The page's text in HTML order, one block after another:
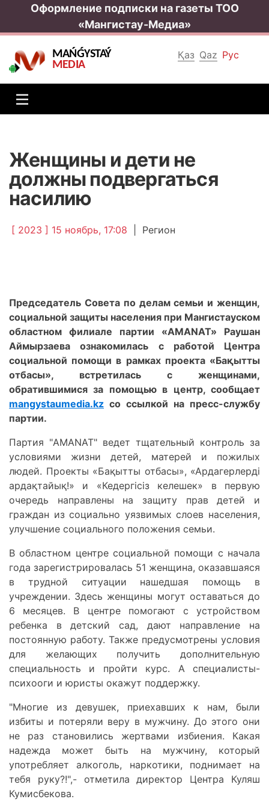
Оформление подписки на газеты ТОО
«Мангистау-Медиа»
Қаз Qaz Рус
MAŃǴYSTAÝ
MEDIA
Женщины и дети не
должны подвергаться
насилию
[ 2023 ] 15 ноябрь, 17:08 Регион
Председатель Совета по делам семьи и женщин,
социальной защиты населения при Мангистауском
областном филиале партии «AMANAT» Раушан
Аймырзаева ознакомилась с работой Центра
социальной помощи в рамках проекта «Бақытты
отбасы», встретилась с женщинами,
обратившимися за помощью в центр, сообщает
mangystaumedia.kz со ссылкой на пресс-службу
партии.
Партия "AMANAT" ведет тщательный контроль за
условиями жизни детей, матерей и пожилых
людей. Проекты «Бақытты отбасы», «Ардагерлерді
ардақтайық!» и «Кедергісіз келешек» в первую
очередь направлены на защиту прав детей и
граждан из социально уязвимых слоев населения,
улучшение социального положения семьи.
В областном центре социальной помощи с начала
года зарегистрировалась 51 женщина, оказавшаяся
в трудной ситуации нашедшая помощь в
учреждении. Здесь женщины могут оставаться до
6 месяцев. В центре помогают с устройством
ребенка в детский сад, дают направление на
постоянную работу. Также предусмотрены условия
для желающих получить дополнительную
специальность и пройти курс. А специалисты-
психооги и юристы окажут поддержку.
"Многие из девушек, приехавших к нам, были
избиты и потеряли веру в мужчину. До этого они
не раз становились жертвами избиения. Какая
надежда может быть на мужчину, который
употребляет алкоголь, наркотики, поднимает на
тебя руку?!",- отметила директор Центра Куляш
Кумисбекова.